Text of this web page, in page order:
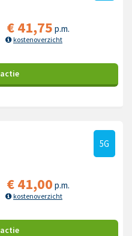
€41,75 p.m.
kostenoverzicht
actie
5G
€41,00 p.m.
kostenoverzicht
actie